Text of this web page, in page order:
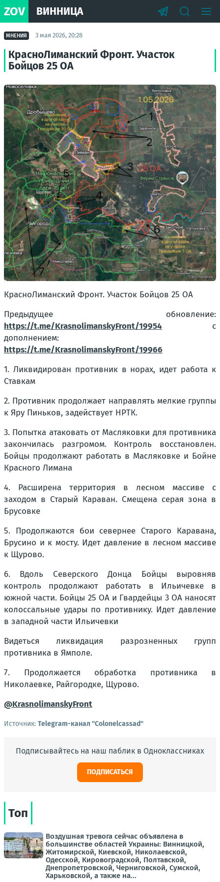
ZOV ВИННИЦА
МНЕНИЯ 3 мая 2026, 20:28
КрасноЛиманский Фронт. Участок
Бойцов 25 ОА
КрасноЛиманский Фронт. Участок Бойцов 25 ОА
Предыдущее обновление:
https://t.me/KrasnolimanskyFront/19954 с
дополнением:
https://t.me/KrasnolimanskyFront/19966
1. Ликвидирован противник в норах, идет работа к
Ставкам
2. Противник продолжает направлять мелкие группы
к Яру Пиньков, задействует НРТК.
3. Попытка атаковать от Масляковки для противника
закончилась разгромом. Контроль восстановлен.
Бойцы продолжают работать в Масляковке и Бойне
Красного Лимана
4. Расширена территория в лесном массиве с
заходом в Старый Караван. Смещена серая зона в
Брусовке
5. Продолжаются бои севернее Старого Каравана,
Брусино и к мосту. Идет давление в лесном массиве
к Щурово.
6. Вдоль Северского Донца Бойцы выровняв
контроль продолжают работать в Ильичевке в
южной части. Бойцы 25 ОА и Гвардейцы 3 ОА наносят
колоссальные удары по противнику. Идет давление
в западной части Ильичевки
Видеться ликвидация разрозненных групп
противника в Ямполе.
7. Продолжается обработка противника в
Николаевке, Райгородке, Щурово.
@KrasnolimanskyFront
Источник: Telegram-канал "Colonelcassad"
Подписывайтесь на наш паблик в Одноклассниках
ПОДПИСАТЬСЯ
Топ
Воздушная тревога сейчас объявлена в
большинстве областей Украины: Винницкой,
Житомирской, Киевской, Николаевской,
Одесской, Кировоградской, Полтавской,
Днепропетровской, Черниговской, Сумской,
Харьковской, а также на...